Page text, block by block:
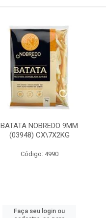
BATATA NOBREDO 9MM
(03948) CX\7X2KG
Código: 4990
Faça seu login ou